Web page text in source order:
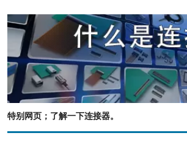
特别网页；了解一下连接器。